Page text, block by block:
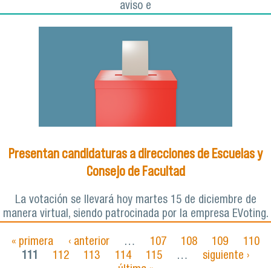
aviso e
Presentan candidaturas a direcciones de Escuelas y
Consejo de Facultad
La votación se llevará hoy martes 15 de diciembre de
manera virtual, siendo patrocinada por la empresa EVoting.
Páginas
« primera ‹ anterior … 107 108 109
110
111
112 113 114 115 …
siguiente ›